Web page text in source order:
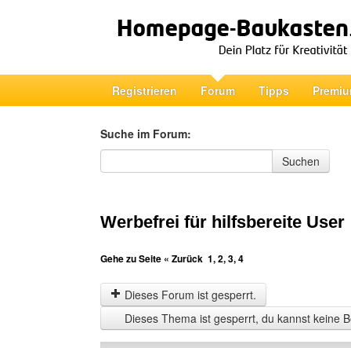
Registrieren Forum Tipps
Suche im Forum:
Suche im Forum
Suchen
Werbefrei für hilfsbereite User
Gehe zu Seite « Zurück 1,2,3,4
Dieses Forum ist gesperrt.
Dieses Thema ist gesperrt, du kannst keine